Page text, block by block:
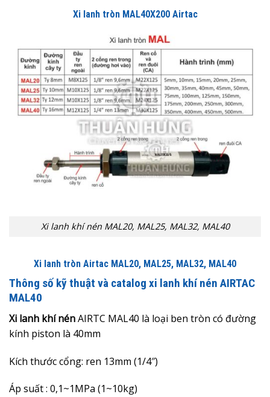
Xi lanh tròn MAL40X200 Airtac
Xi lanh khí nén MAL20, MAL25, MAL32, MAL40
Xi lanh tròn Airtac MAL20, MAL25, MAL32, MAL40
Thông số kỹ thuật và catalog xi lanh khí nén AIRTAC
MAL40
Xi lanh khí nénAIRTC MAL40 là loại ben tròn có đường
kính piston là 40mm
Kích thước cổng: ren 13mm (1/4″)
Áp suất : 0,1~1MPa (1~10kg)